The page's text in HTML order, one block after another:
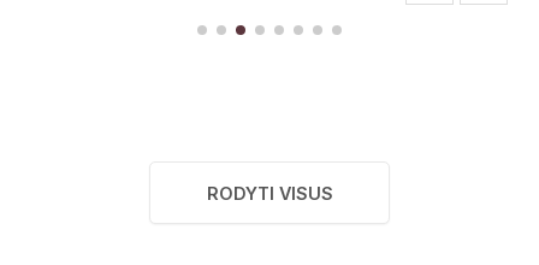
RODYTI VISUS